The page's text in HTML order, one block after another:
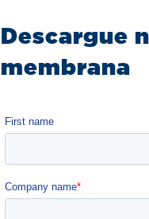
Descargue
membrana